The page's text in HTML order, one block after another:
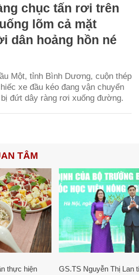
chục tấn rơi trên
lõm cả mặt
dân hoảng hồn né
Một, tỉnh Bình Dương, cuộn thép
xe đầu kéo đang vận chuyển
đứt dây ràng rơi xuống đường.
TÂM
thực hiện
GS.TS Nguyễn Thị Lan